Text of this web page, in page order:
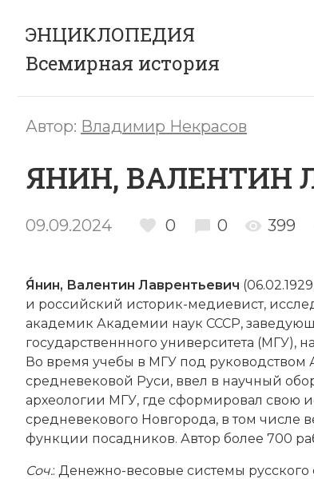
ЭНЦИКЛОПЕДИЯ
Всемирная история
Автор: Владимир Некрасов
ЯНИН, ВАЛЕНТИН
09.09.2024 0 0 399
Я́нин, Валентин Лаврентьевич
и российский историк-медиевист,
академик Академии наук СССР,
государственнного университета (МГУ),
Во время учебы в МГУ под руководством
средневековой Руси, ввел в научный
археологии МГУ, где сформировал свою
средневекового Новгорода, в том числе
функции посадников. Автор более 700
Соч.: Денежно-весовые системы